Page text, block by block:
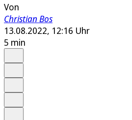
Von
Christian Bos
13.08.2022, 12:16 Uhr
5 min